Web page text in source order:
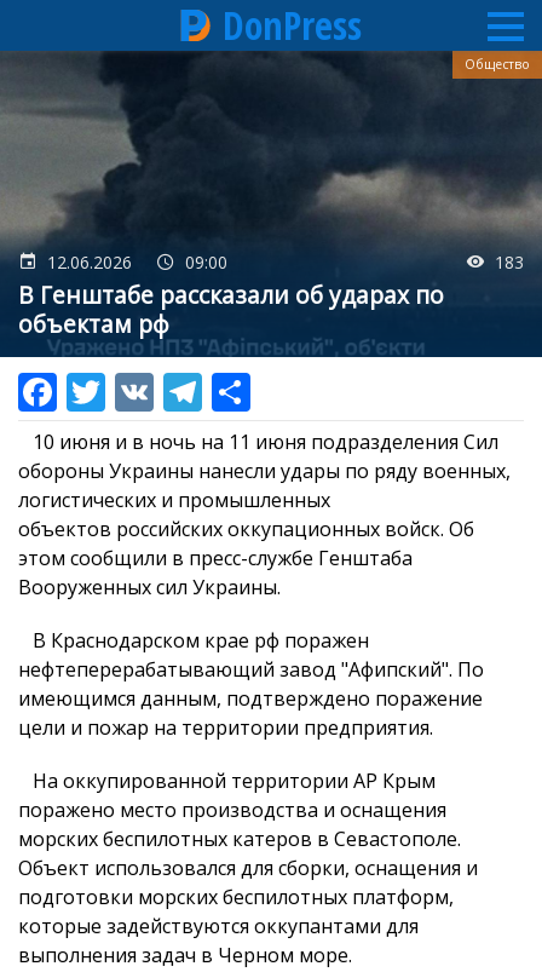
основному
DonPress
12.06.2026 09:00 183
В Генштабе рассказали об ударах по
объектам рф
Общество
10 июня и в ночь на 11 июня подразделения Сил
обороны Украины нанесли удары по ряду военных,
логистических и промышленных
объектов российских оккупационных войск. Об
этом сообщили в пресс-службе Генштаба
Вооруженных сил Украины.
В Краснодарском крае рф поражен
нефтеперерабатывающий завод "Афипский". По
имеющимся данным, подтверждено поражение
цели и пожар на территории предприятия.
На оккупированной территории АР Крым
поражено место производства и оснащения
морских беспилотных катеров в Севастополе.
Объект использовался для сборки, оснащения и
подготовки морских беспилотных платформ,
которые задействуются оккупантами для
выполнения задач в Черном море.